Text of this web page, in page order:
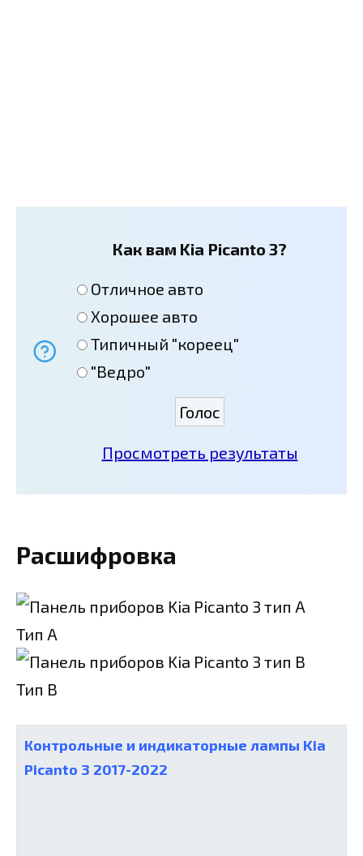
Как вам Kia Picanto 3?
Отличное авто
Хорошее авто
Типичный "кореец"
"Ведро"
Просмотреть результаты
Расшифровка
Тип А
Тип B
Контрольные и индикаторные лампы Kia
Picanto 3 2017-2022